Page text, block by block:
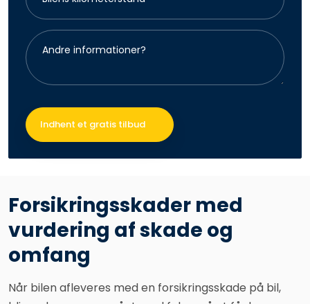
Forsikringsskader med
vurdering af skade og
omfang
Når bilen afleveres med en forsikringsskade på bil,